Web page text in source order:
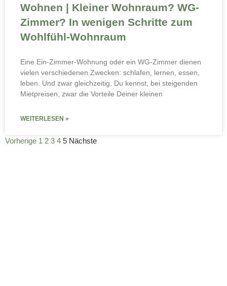
Wohnen | Kleiner Wohnraum? WG-
Zimmer? In wenigen Schritte zum
Wohlfühl-Wohnraum
Eine Ein-Zimmer-Wohnung oder ein WG-Zimmer dienen
vielen verschiedenen Zwecken: schlafen, lernen, essen,
leben. Und zwar gleichzeitig. Du kennst, bei steigenden
Mietpreisen, zwar die Vorteile Deiner kleinen
WEITERLESEN »
Vorherige 1 2 3 4 5 Nächste